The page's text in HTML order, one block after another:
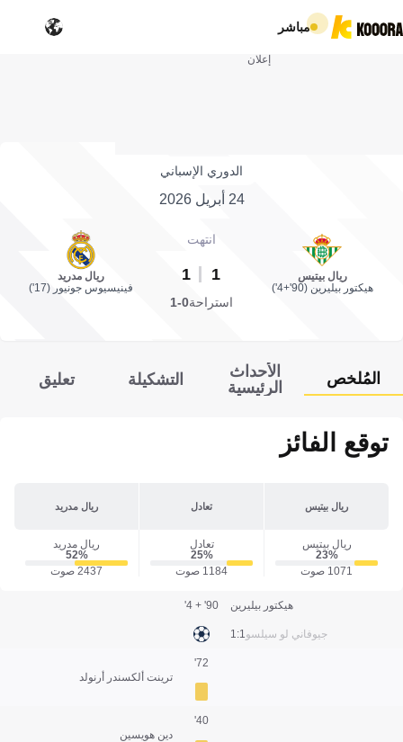
مباشر
إعلان
الدوري الإسباني
24 أبريل 2026
ريال بيتيس
هيكتور بيليرين (90'+4')
انتهت
1
1
ريال مدريد
فينيسيوس جونيور (17')
استراحة0-1
المُلخص
الأحداث
الرئيسية
التشكيلة تعليق
توقع الفائز
ريال بيتيس تعادل ريال مدريد
ريال بيتيس
23‎%‎
1071 صوت
تعادل
25‎%‎
1184 صوت
ريال مدريد
52‎%‎
2437 صوت
هيكتور بيليرين
جيوفاني لو سيلسو1:1
90' + 4'
ترينت ألكسندر أرنولد
72'
دين هويسين
40'